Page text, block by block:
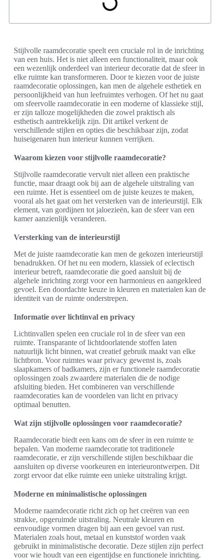
Stijlvolle raamdecoratie speelt een cruciale rol in de inrichting
van een huis. Het is niet alleen een functionaliteit, maar ook
een wezenlijk onderdeel van interieur decoratie dat de sfeer in
elke ruimte kan transformeren. Door te kiezen voor de juiste
raamdecoratie oplossingen, kan men de algehele esthetiek en
persoonlijkheid van hun leefruimtes verhogen. Of het nu gaat
om sfeervolle raamdecoratie in een moderne of klassieke stijl,
er zijn talloze mogelijkheden die zowel praktisch als
esthetisch aantrekkelijk zijn. Dit artikel verkent de
verschillende stijlen en opties die beschikbaar zijn, zodat
huiseigenaren hun interieur kunnen verrijken.
Waarom kiezen voor stijlvolle raamdecoratie?
Stijlvolle raamdecoratie vervult niet alleen een praktische
functie, maar draagt ook bij aan de algehele uitstraling van
een ruimte. Het is essentieel om de juiste keuzes te maken,
vooral als het gaat om het versterken van de interieurstijl. Elk
element, van gordijnen tot jaloezieën, kan de sfeer van een
kamer aanzienlijk veranderen.
Versterking van de interieurstijl
Met de juiste raamdecoratie kan men de gekozen interieurstijl
benadrukken. Of het nu een modern, klassiek of eclectisch
interieur betreft, raamdecoratie die goed aansluit bij de
algehele inrichting zorgt voor een harmonieus en aangekleed
gevoel. Een doordachte keuze in kleuren en materialen kan de
identiteit van de ruimte onderstrepen.
Informatie over lichtinval en privacy
Lichtinvallen spelen een cruciale rol in de sfeer van een
ruimte. Transparante of lichtdoorlatende stoffen laten
natuurlijk licht binnen, wat creatief gebruik maakt van elke
lichtbron. Voor ruimtes waar privacy gewenst is, zoals
slaapkamers of badkamers, zijn er functionele raamdecoratie
oplossingen zoals zwaardere materialen die de nodige
afsluiting bieden. Het combineren van verschillende
raamdecoraties kan de voordelen van licht en privacy
optimaal benutten.
Wat zijn stijlvolle oplossingen voor raamdecoratie?
Raamdecoratie biedt een kans om de sfeer in een ruimte te
bepalen. Van moderne raamdecoratie tot traditionele
raamdecoratie, er zijn verschillende stijlen beschikbaar die
aansluiten op diverse voorkeuren en interieurontwerpen. Dit
zorgt ervoor dat elke ruimte een unieke uitstraling krijgt.
Moderne en minimalistische oplossingen
Moderne raamdecoratie richt zich op het creëren van een
strakke, opgeruimde uitstraling. Neutrale kleuren en
eenvoudige vormen dragen bij aan een gevoel van rust.
Materialen zoals hout, metaal en kunststof worden vaak
gebruikt in minimalistische decoratie. Deze stijlen zijn perfect
voor wie houdt van een eigentijdse en functionele inrichting.